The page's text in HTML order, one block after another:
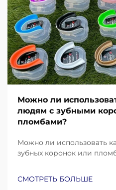
Можно ли
людям с зубными
пломбами?
Можно ли использовать
зубных коронок или
больше уже сейчас.
СМОТРЕТЬ БОЛЬШЕ